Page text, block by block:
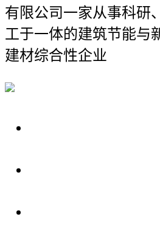
有限公司一家从事科研
工于一体的建筑节能与
建材综合性企业